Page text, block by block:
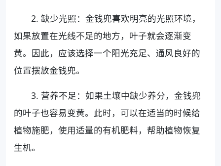
2. 缺少光照：金钱兜喜欢明亮的光照环境，
如果放置在光线不足的地方，叶子就会逐渐变
黄。因此，应该选择一个阳光充足、通风良好的
位置摆放金钱兜。
3. 营养不足：如果土壤中缺少养分，金钱兜
的叶子也容易变黄。此时，可以在适当的时候给
植物施肥，使用适量的有机肥料，帮助植物恢复
生机。